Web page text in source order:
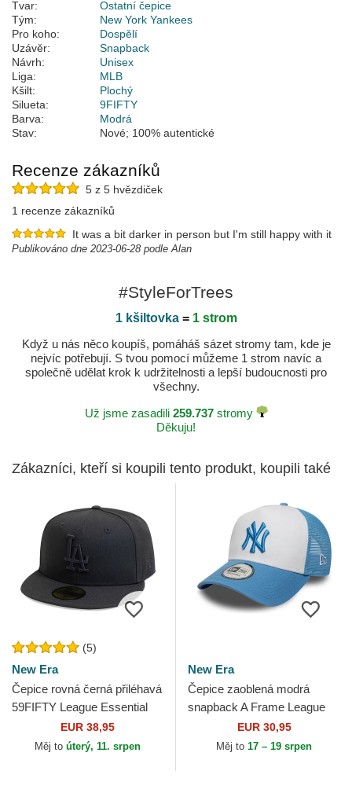
Tvar:
Ostatní čepice
Tým:
New York Yankees
Pro koho:
Dospělí
Uzávěr:
Snapback
Návrh:
Unisex
Liga:
MLB
Kšilt:
Plochý
Silueta:
9FIFTY
Barva:
Modrá
Stav:
Nové; 100% autentické
Recenze zákazníků
5 z 5 hvězdiček
1 recenze zákazníků
It was a bit darker in person but I'm still happy with it
Publikováno dne 2023-06-28 podle Alan
#StyleForTrees
1 kšiltovka= 1 strom
Když u nás něco koupíš, pomáháš sázet stromy tam, kde je
nejvíc potřebují. S tvou pomocí můžeme 1 strom navíc a
společně udělat krok k udržitelnosti a lepší budoucnosti pro
všechny.
Už jsme zasadili 259.737stromy
Děkuju!
Zákazníci, kteří si koupili tento produkt, koupili také
(5)
New Era
Čepice rovná černá přiléhavá
59FIFTY League Essential
Los Angeles Dodgers MLB
New Era
EUR 38,95
Měj to úterý, 11. srpen
New Era
Čepice zaoblená modrá
snapback A Frame League
Essential New York Yankees
MLB New Era
EUR 30,95
Měj to 17 – 19 srpen